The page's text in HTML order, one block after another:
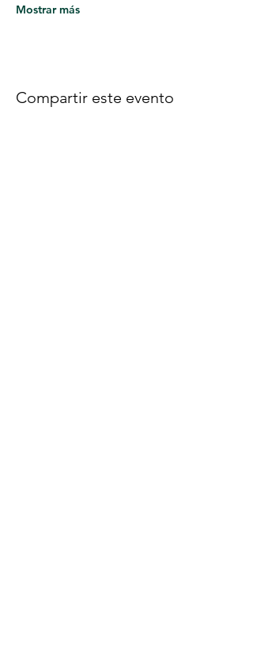
Mostrar más
Compartir este evento